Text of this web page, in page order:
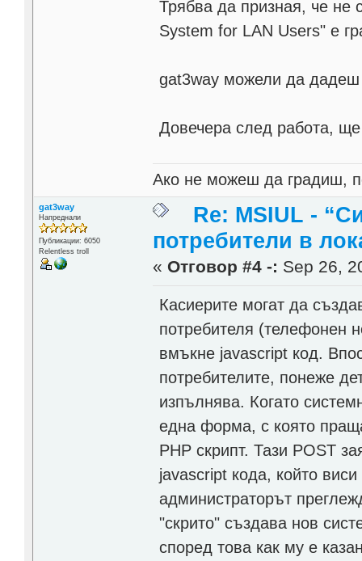
Трябва да призная, че не
System for LAN Users" е
gat3way можели да
Довечера след работа,
Ако не можеш да градиш,
gat3way
Напреднали
Публикации: 6050
Relentless troll
Re: MSIUL -
потребители в
« Отговор #4 -: Sep 26,
Касиерите могат да
потребителя (телефонен
вмъкне javascript код.
потребителите, понеже
изпълнява. Когато
една форма, с която
PHP скрипт. Тази POST
javascript кода, който
администраторът
"скрито" създава нов
според това как му е